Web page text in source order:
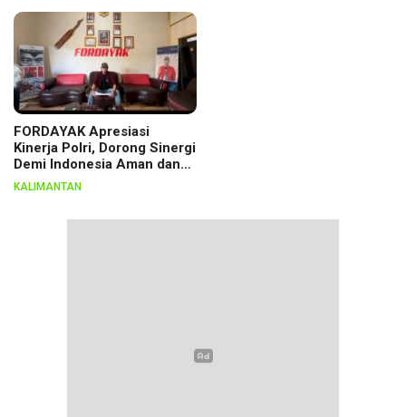
FORDAYAK Apresiasi
Kinerja Polri, Dorong Sinergi
Demi Indonesia Aman dan
Berkeadilan
KALIMANTAN